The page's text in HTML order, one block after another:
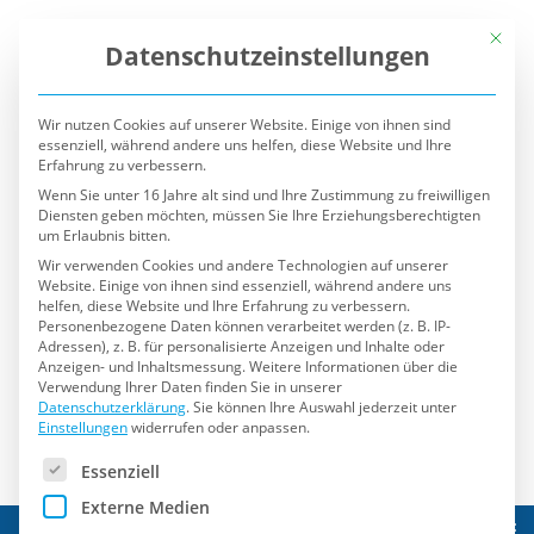
Mit
Datenschutzeinstellungen
Wir nutzen Cookies auf unserer Website. Einige von ihnen sind
essenziell, während andere uns helfen, diese Website und Ihre
Erfahrung zu verbessern.
Wenn Sie unter 16 Jahre alt sind und Ihre Zustimmung zu freiwilligen
Diensten geben möchten, müssen Sie Ihre Erziehungsberechtigten
um Erlaubnis bitten.
Wir verwenden Cookies und andere Technologien auf unserer
Website. Einige von ihnen sind essenziell, während andere uns
helfen, diese Website und Ihre Erfahrung zu verbessern.
Personenbezogene Daten können verarbeitet werden (z. B. IP-
Adressen), z. B. für personalisierte Anzeigen und Inhalte oder
Anzeigen- und Inhaltsmessung.Weitere Informationen über die
Verwendung Ihrer Daten finden Sie in unserer
Datenschutzerklärung.Sie können Ihre Auswahl jederzeit unter
Einstellungenwiderrufen oder anpassen.
Es folgt eine Liste der Service-Gruppen, für die eine
Essenziell
Externe Medien